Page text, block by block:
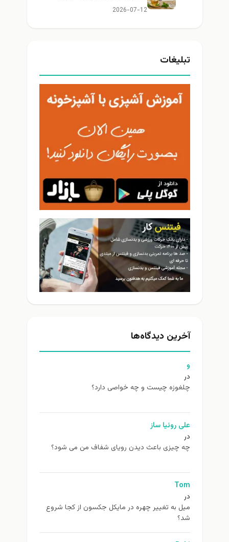
دارند؟
2026-07-12
تبلیغات
آخرین دیدگاه‌ها
و
در
چلغوزه چیست و چه خواصی دارد؟
علی روئیا ساز
در
چه چیزی باعث دیدن رویای شفاف من می شود؟
Tom
در
ميل به تغيير چهره در مایکل جکسون از كجا شروع
شد؟